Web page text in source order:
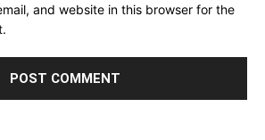
and website in this browser for the